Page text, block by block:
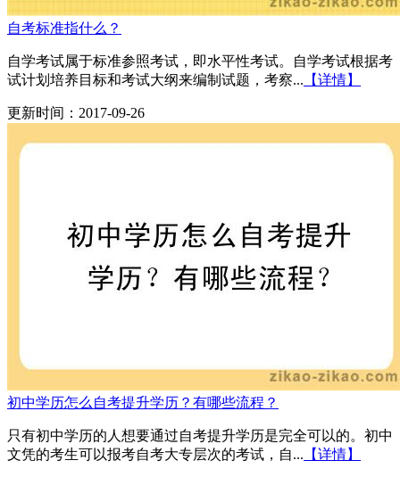
自考标准指什么？
自学考试属于标准参照考试，即水平性考试。自学考试根据考
试计划培养目标和考试大纲来编制试题，考察... 【详情】
更新时间：2017-09-26
初中学历怎么自考提升学历？有哪些流程？
只有初中学历的人想要通过自考提升学历是完全可以的。初中
文凭的考生可以报考自考大专层次的考试，自... 【详情】